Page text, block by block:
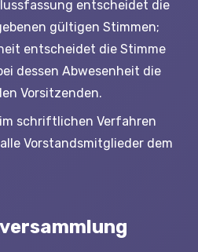
entscheidet die
gültigen Stimmen;
entscheidet die Stimme
dessen Abwesenheit die
Vorsitzenden.
schriftlichen Verfahren
Vorstandsmitglieder dem